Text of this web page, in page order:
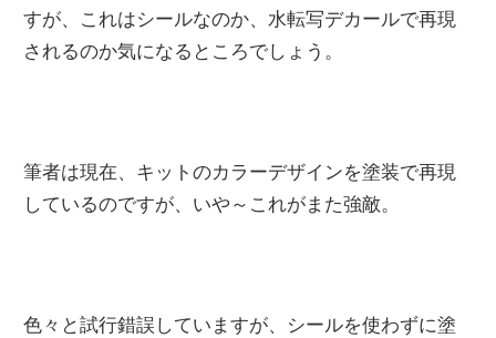
すが、これはシールなのか、水転写デカールで再現
されるのか気になるところでしょう。
筆者は現在、キットのカラーデザインを塗装で再現
しているのですが、いや～これがまた強敵。
色々と試行錯誤していますが、シールを使わずに塗